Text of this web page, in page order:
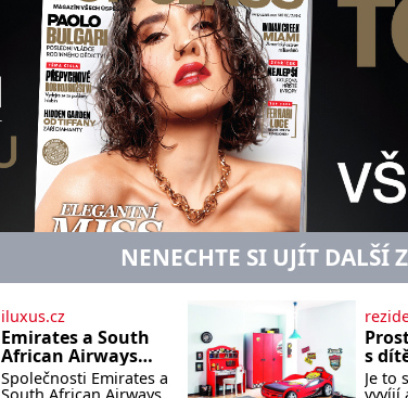
NENECHTE SI UJÍT DALŠÍ
iluxus.cz
Emirates a South
African Airways
rozšiřují
partnerství.
Společnosti Emirates a
s
Je to